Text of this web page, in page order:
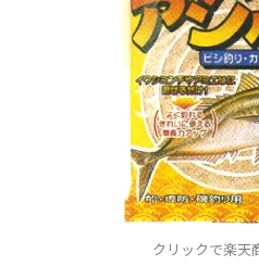
クリックで楽天